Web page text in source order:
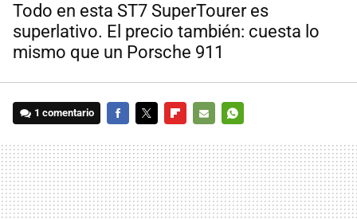
Todo en esta ST7 SuperTourer es
superlativo. El precio también: cuesta lo
mismo que un Porsche 911
1 comentario
MAIL